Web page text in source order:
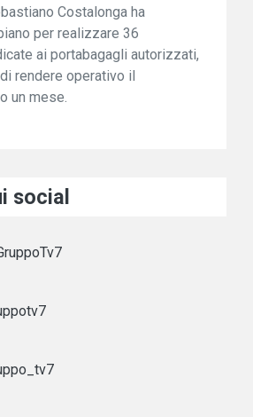
Costalonga ha
per realizzare 36
ai portabagagli autorizzati,
rendere operativo il
un mese.
social